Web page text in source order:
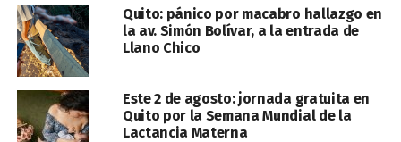
Quito: pánico por macabro hallazgo en
la av. Simón Bolívar, a la entrada de
Llano Chico
Este 2 de agosto: jornada gratuita en
Quito por la Semana Mundial de la
Lactancia Materna